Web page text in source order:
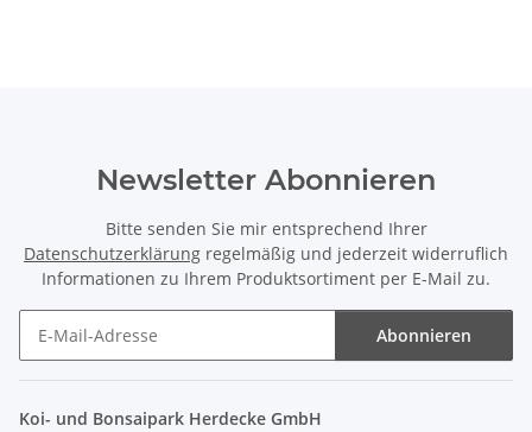
Newsletter Abonnieren
Bitte senden Sie mir entsprechend Ihrer
Datenschutzerklärung regelmäßig und jederzeit widerruflich
Informationen zu Ihrem Produktsortiment per E-Mail zu.
Abonnieren
Koi- und Bonsaipark Herdecke GmbH